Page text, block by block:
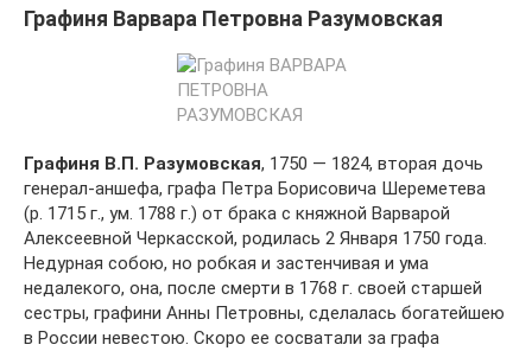
Графиня Варвара Петровна Разумовская
Графиня В.П. Разумовская, 1750 — 1824, вторая дочь
генерал-аншефа, графа Петра Борисовича Шереметева
(р. 1715 г., ум. 1788 г.) от брака с княжной Варварой
Алексеевной Черкасской, родилась 2 Января 1750 года.
Недурная собою, но робкая и застенчивая и ума
недалекого, она, после смерти в 1768 г. своей старшей
сестры, графини Анны Петровны, сделалась богатейшею
в Poccии невестою. Скоро ее сосватали за графа